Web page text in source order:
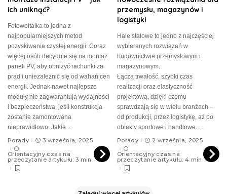
ich uniknąć?
Fotowoltaika to jedna z
najpopularniejszych metod
pozyskiwania czystej energii. Coraz
więcej osób decyduje się na montaż
paneli PV, aby obniżyć rachunki za
prąd i uniezależnić się od wahań cen
energii. Jednak nawet najlepsze
moduły nie zagwarantują wydajności
i bezpieczeństwa, jeśli konstrukcja
zostanie zamontowana
nieprawidłowo. Jakie ...
Porady
3 września, 2025
Orientacyjny czas na
przeczytanie artykułu: 3 min
przemysłu, magazynów i
logistyki
Hale stalowe to jedno z najczęściej
wybieranych rozwiązań w
budownictwie przemysłowym i
magazynowym.
Łączą trwałość, szybki czas
realizacji oraz elastyczność
projektową, dzięki czemu
sprawdzają się w wielu branżach –
od produkcji, przez logistykę, aż po
obiekty sportowe i handlowe. ...
Porady
2 września, 2025
Orientacyjny czas na
przeczytanie artykułu: 4 min